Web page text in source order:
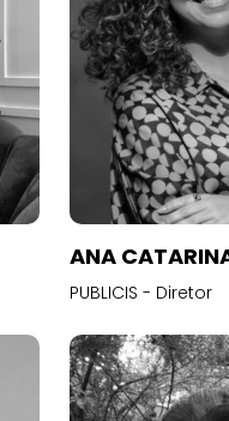
ANA
PUBLICIS - Diretor